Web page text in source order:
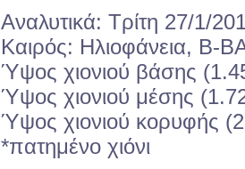
Αναλυτικά: Τρίτη 27/1/
Καιρός: Ηλιοφάνεια, Β-
Ύψος χιονιού βάσης
Ύψος χιονιού μέσης
Ύψος χιονιού κορυφής
*πατημένο χιόνι